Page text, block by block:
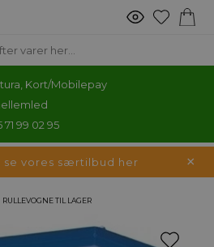
Kort/Mobilepay
99 02 95
se vores særtilbud her
RULLEVOGNE TIL LAGER